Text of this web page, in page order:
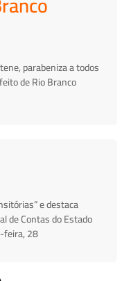
parabeniza a todos
de Rio Branco
e destaca
de Contas do Estado
feira, 28